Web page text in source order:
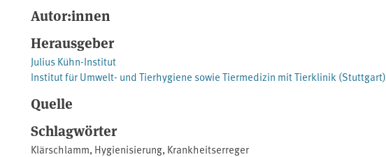
Autor:innen
Herausgeber
Julius Kühn-Institut
Institut für Umwelt- und Tierhygiene sowie Tiermedizin mit Tierklinik (Stuttgart)
Quelle
Schlagwörter
Klärschlamm, Hygienisierung, Krankheitserreger